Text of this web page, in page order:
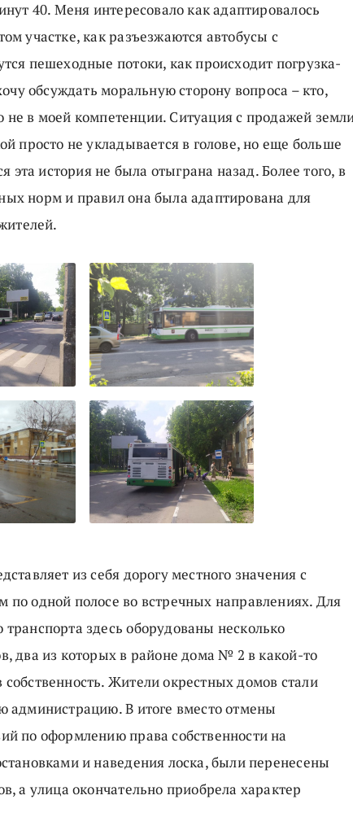
40. Меня интересовало как адаптировалось
участке, как разъезжаются автобусы с
пешеходные потоки, как происходит погрузка-
обсуждать моральную сторону вопроса – кто,
не в моей компетенции. Ситуация с продажей
просто не укладывается в голове, но еще больше
эта история не была отыграна назад. Более того, в
норм и правил она была адаптирована для
из себя дорогу местного значения с
по одной полосе во встречных направлениях. Для
здесь оборудованы несколько
два из которых в районе дома № 2 в какой-то
Жители окрестных домов стали
администрацию. В итоге вместо отмены
по оформлению права собственности на
и наведения лоска, были перенесены
а улица окончательно приобрела характер